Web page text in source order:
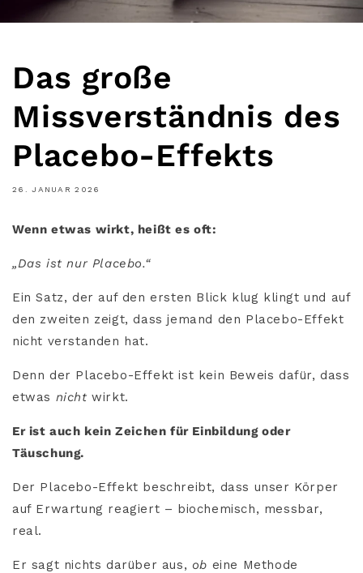
Das große
Missverständnis des
Placebo-Effekts
26. JANUAR 2026
Wenn etwas wirkt, heißt es oft:
„Das ist nur Placebo.“
Ein Satz, der auf den ersten Blick klug klingt und auf
den zweiten zeigt, dass jemand den Placebo-Effekt
nicht verstanden hat.
Denn der Placebo-Effekt ist kein Beweis dafür, dass
etwas nicht wirkt.
Er ist auch kein Zeichen für Einbildung oder
Täuschung.
Der Placebo-Effekt beschreibt, dass unser Körper
auf Erwartung reagiert – biochemisch, messbar,
real.
Er sagt nichts darüber aus, ob eine Methode